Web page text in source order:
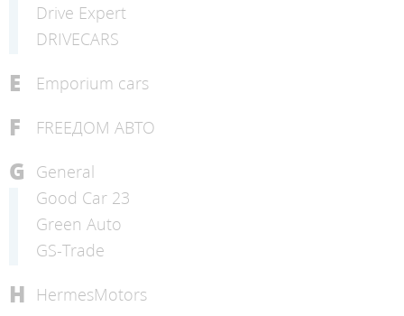
Drive Expert
DRIVECARS
E Emporium cars
F FREEДОМ АВТО
G
General
Good Car 23
Green Auto
GS-Trade
H HermesMotors